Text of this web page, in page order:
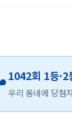
1042회 1등·2
우리 동네에 당첨